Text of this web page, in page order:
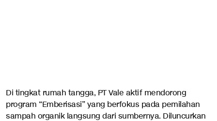
Di tingkat rumah tangga, PT Vale aktif mendorong
program “Emberisasi” yang berfokus pada pemilahan
sampah organik langsung dari sumbernya. Diluncurkan